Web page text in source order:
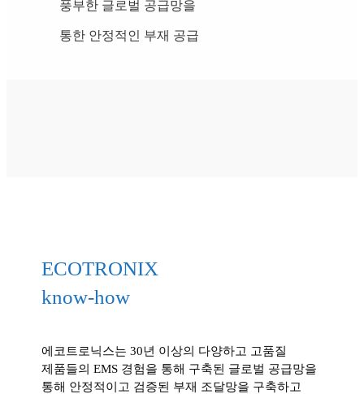
풍부한 글로벌 공급망을
통한 안정적인 부재 공급
ECOTRONIX
know-how
에코트로닉스는 30년 이상의 다양하고 고품질
제품들의 EMS 경험을 통해 구축된 글로벌 공급망을
통해 안정적이고 검증된 부재 조달망을 구축하고